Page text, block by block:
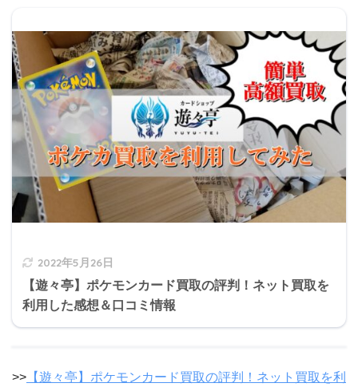
2022年5月26日
【遊々亭】ポケモンカード買取の評判！ネット買取を
利用した感想＆口コミ情報
>> 【遊々亭】ポケモンカード買取の評判！ネット買取を利